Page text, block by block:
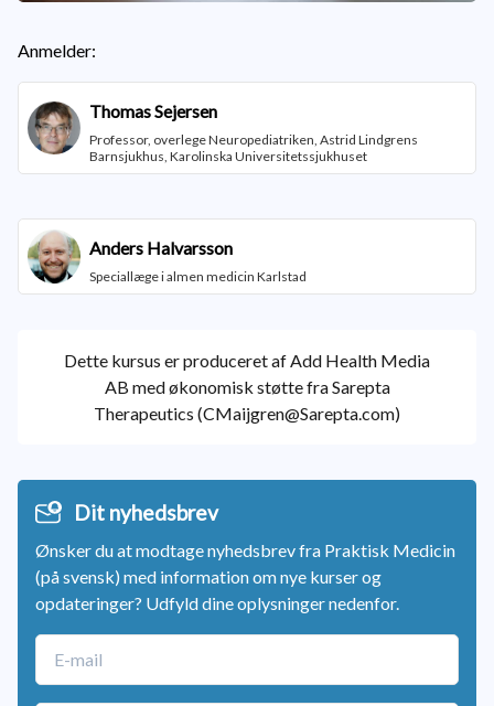
Anmelder:
Thomas Sejersen
Professor, overlege Neuropediatriken, Astrid Lindgrens
Barnsjukhus, Karolinska Universitetssjukhuset
Anders Halvarsson
Speciallæge i almen medicin Karlstad
Dette kursus er produceret af Add Health Media
AB med økonomisk støtte fra Sarepta
Therapeutics (CMaijgren@Sarepta.com)
Dit nyhedsbrev
Ønsker du at modtage nyhedsbrev fra Praktisk Medicin
(på svensk) med information om nye kurser og
opdateringer? Udfyld dine oplysninger nedenfor.